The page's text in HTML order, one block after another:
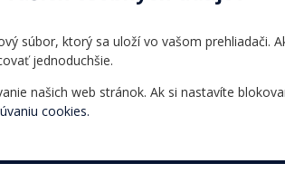
súbor, ktorý sa uloží vo vašom prehliadači.
jednoduchšie.
našich web stránok. Ak si nastavíte
cookies.